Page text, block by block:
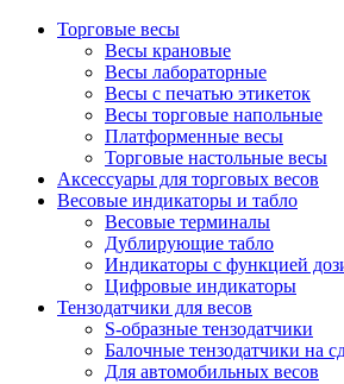
Торговые весы
Весы крановые
Весы лабораторные
Весы с печатью этикеток
Весы торговые напольные
Платформенные весы
Торговые настольные весы
Аксессуары для торговых весов
Весовые индикаторы и табло
Весовые терминалы
Дублирующие табло
Индикаторы с функцией
Цифровые индикаторы
Тензодатчики для весов
S-образные тензодатчики
Балочные тензодатчики на
Для автомобильных весов